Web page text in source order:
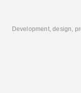
Development, design,